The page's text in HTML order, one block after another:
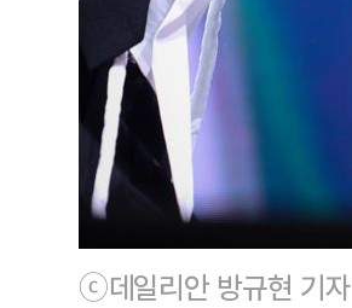
ⓒ데일리안 방규현 기자